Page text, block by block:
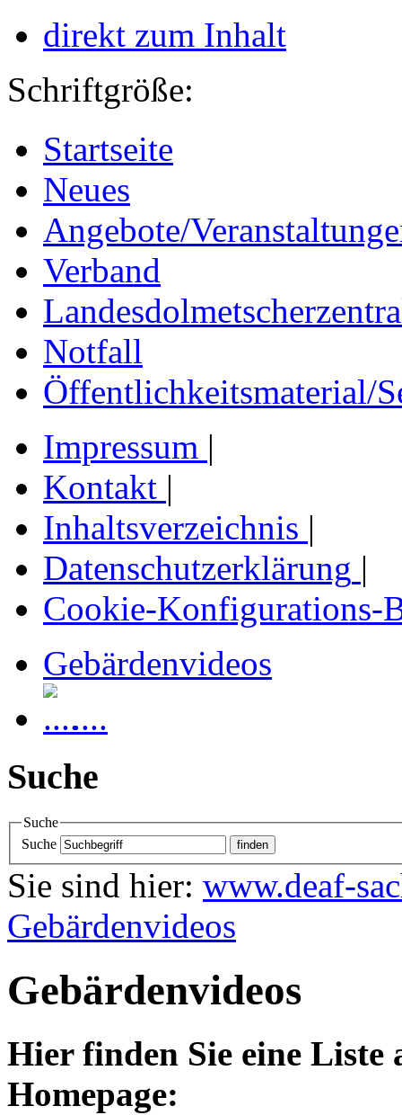
direkt zum Inhalt
Schriftgröße:
Startseite
Neues
Angebote/
Verband
Notfall
Öffentlichkeitsmaterial/
Impressum |
Kontakt |
Inhaltsverzeichnis |
Datenschutzerklärung |
Cookie-Konfigurations-
Gebärdenvideos
....
Suche
Suche
Suche
Sie sind hier: www.deaf-
Gebärdenvideos
Gebärdenvideos
Hier finden Sie eine Liste
Homepage: